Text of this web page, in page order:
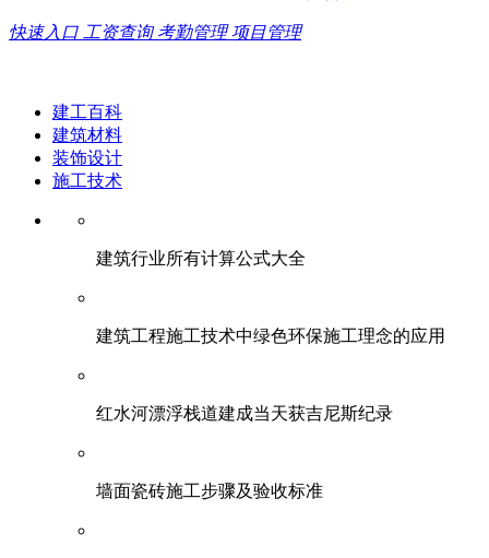
快速入口 工资查询 考勤管理 项目管理
建工百科
建筑材料
装饰设计
施工技术
建筑行业所有计算公式大全
建筑工程施工技术中绿色环保施工理念的应用
红水河漂浮栈道建成当天获吉尼斯纪录
墙面瓷砖施工步骤及验收标准